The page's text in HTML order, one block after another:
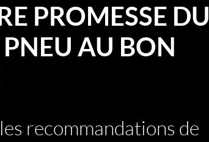
PROMESSE DU
AU BON
recommandations de